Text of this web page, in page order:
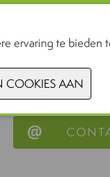
geen extra
ervaring te bieden